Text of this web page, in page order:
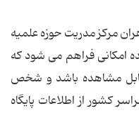
مرکز مدریت حوزه علمیه
امکانی فراهم می شود که
قابل مشاهده باشد و شخص
کشور از اطلاعات پایگاه